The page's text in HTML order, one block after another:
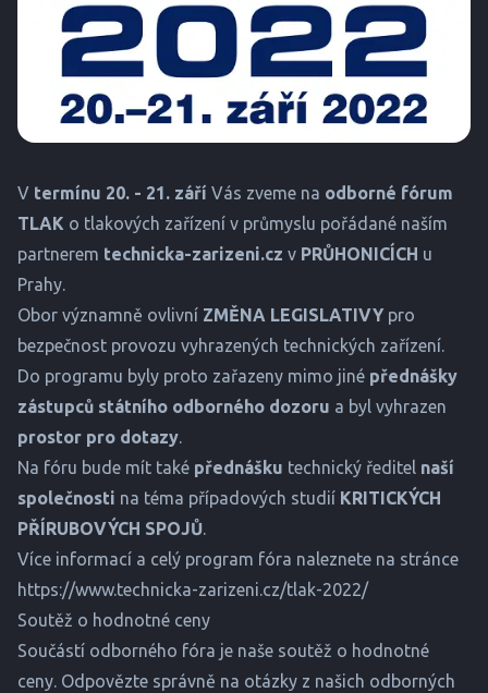
V termínu 20. - 21. září Vás zveme na odborné fórum
TLAK o tlakových zařízení v průmyslu pořádané naším
partnerem technicka-zarizeni.cz v PRŮHONICÍCH u
Prahy.
Obor významně ovlivní ZMĚNA LEGISLATIVY pro
bezpečnost provozu vyhrazených technických zařízení.
Do programu byly proto zařazeny mimo jiné přednášky
zástupců státního odborného dozoru a byl vyhrazen
prostor pro dotazy.
Na fóru bude mít také přednášku technický ředitel naší
společnosti na téma případových studií KRITICKÝCH
PŘÍRUBOVÝCH SPOJŮ.
Více informací a celý program fóra naleznete na stránce
https://www.technicka-zarizeni.cz/tlak-2022/
Soutěž o hodnotné ceny
Součástí odborného fóra je naše soutěž o hodnotné
ceny. Odpovězte správně na otázky z našich odborných